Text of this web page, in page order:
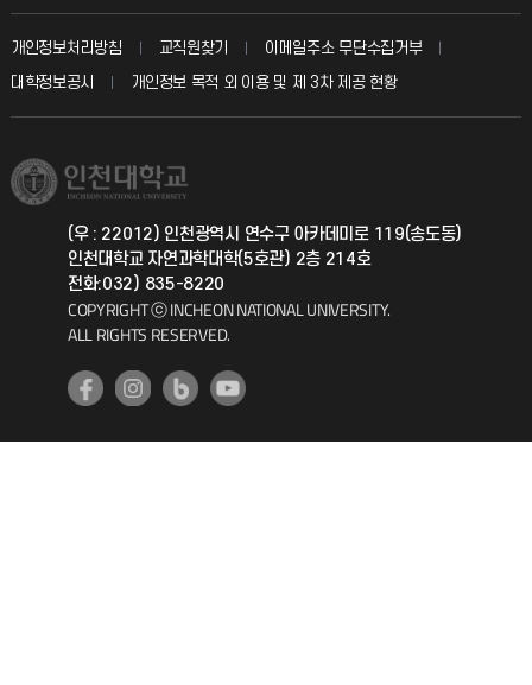
입학안내
취업정보(학생)
칭찬마당
학생서비스 지킴이
총동문회
교수회
교육혁신본부
국제지원과
공자아카데미
기초교육원
공학교육혁신센터
개인정보처리방침 교직원찾기
이메일주소 무단수집거부
대학정보공시
개인정보 목적 외 이용 및 제 3차 제공 현황
(우 : 22012) 인천광역시 연수구 아카데미로 119(송도동)
인천대학교 자연과학대학(5호관) 2층 214호
전화:032) 835-8220
COPYRIGHT ⓒ INCHEON NATIONAL UNIVERSITY.
ALL RIGHTS RESERVED.